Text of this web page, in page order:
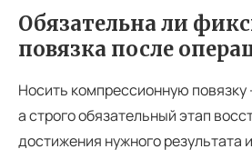
Обязательна ли
повязка после
Носить компрессионную
а строго обязательный этап
достижения нужного результата